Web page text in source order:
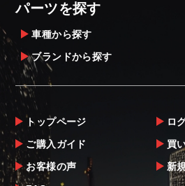
パーツを探す
車種から探す
ブランドから探す
トップページ
ご購入ガイド
お客様の声
ロ
買
新